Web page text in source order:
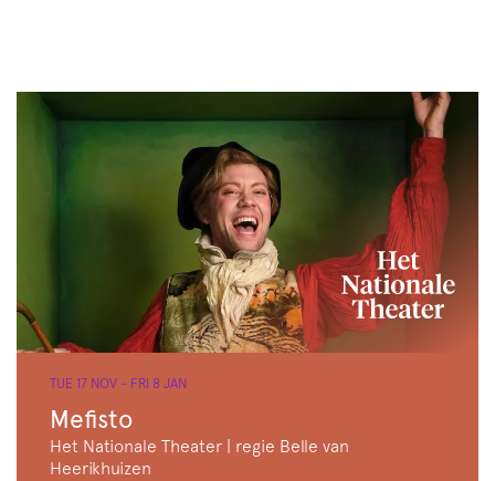
Mefisto
Het Nationale Theater | regie Belle van
Heerikhuizen
TUE 17 NOV - FRI 8 JAN